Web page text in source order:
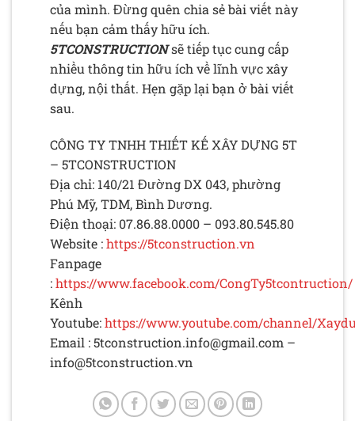
của mình. Đừng quên chia sẻ bài viết này
nếu bạn cảm thấy hữu ích.
5TCONSTRUCTIONsẽ tiếp tục cung cấp
nhiều thông tin hữu ích về lĩnh vực xây
dựng, nội thất. Hẹn gặp lại bạn ở bài viết
sau.
CÔNG TY TNHH THIẾT KẾ XÂY DỰNG 5T
– 5TCONSTRUCTION
Địa chỉ: 140/21 Đường DX 043, phường
Phú Mỹ, TDM, Bình Dương.
Điện thoại: 07.86.88.0000 – 093.80.545.80
Website :https://5tconstruction.vn
Fanpage
:https://www.facebook.com/CongTy5tcontruction/
Kênh
Youtube:https://www.youtube.com/channel/
Email :5tconstruction.info@gmail.com –
info@5tconstruction.vn